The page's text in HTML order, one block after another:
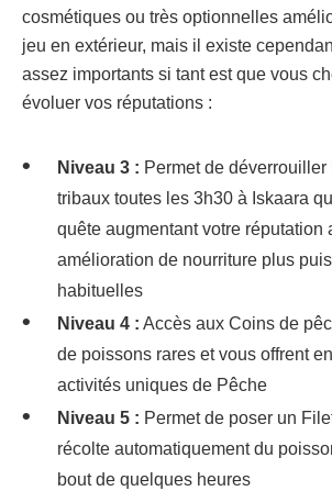
cosmétiques ou très optionnelles
jeu en extérieur, mais il existe
assez importants si tant est que vous
évoluer vos réputations :
Niveau 3 : Permet de
tribaux toutes les 3h30 à Iskaara
quête augmentant votre réputation
amélioration de nourriture plus
habituelles
Niveau 4 : Accès aux Coins de
de poissons rares et vous offrent
activités uniques de Pêche
Niveau 5 : Permet de poser un
récolte automatiquement du
bout de quelques heures